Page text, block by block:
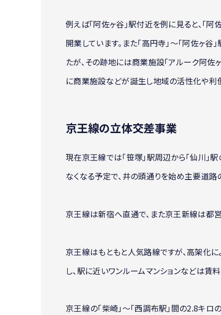
例えば「阿佐ヶ谷」駅付近を例に見ると、「
開業しています。また「高円寺」～「阿佐ヶ
たが、その跡地には商業施設「アルーク阿佐
に商業施設などが誕生し地域の活性化や利
京王線の立体交差事業
現在京王線では「笹塚」駅周辺から「仙川
なくなる予定で、井の頭通りを始め主要道路
京王線は新宿へ直通で、また京王新線は都
京王線はもともと人気路線ですが、高架化
し、駅に近いワンルームマンションなどは賃
京王線の「柴崎」～「西調布駅」間の2.8キ